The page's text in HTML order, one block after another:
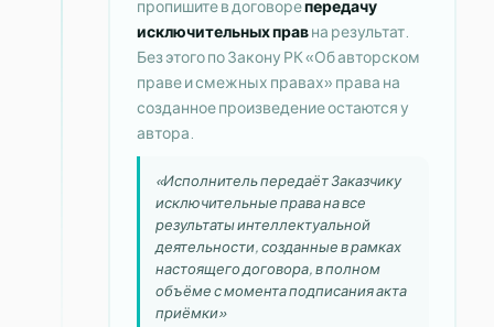
пропишите в договорепередачу
исключительных правна результат.
Без этого по Закону РК «Об авторском
праве и смежных правах» права на
созданное произведение остаются у
автора.
«Исполнитель передаёт Заказчику
исключительные права на все
результаты интеллектуальной
деятельности, созданные в рамках
настоящего договора, в полном
объёме с момента подписания акта
приёмки»